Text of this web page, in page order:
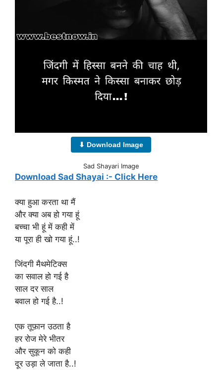
⬇ Download Image
Sad Shayari Image
Download Sad Shayai :- Click Here
क्या हुआ करता था मैं
और क्या अब हो गया हूं
बच्चा भी हूं में कही में
या पूरा ही खो गया हूं..!
जिंदगी मैथमेटिक्स
का सवाल हो गई है
साल दर साल
बवाल हो गई है..!
एक तूफ़ान उठता है
हर रोज मेरे भीतर
और सुकून को कही
दूर उड़ा ले जाता है..!